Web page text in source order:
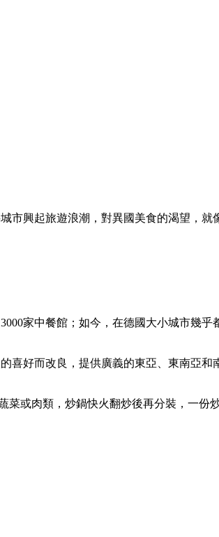
市興起旅遊浪潮，對異國美食的渴望，
家中餐館；如今，在德國大小城市幾
好而改良，提供廣義的東亞、東南亞
或肉類，炒鍋快火翻炒後再分裝，一份